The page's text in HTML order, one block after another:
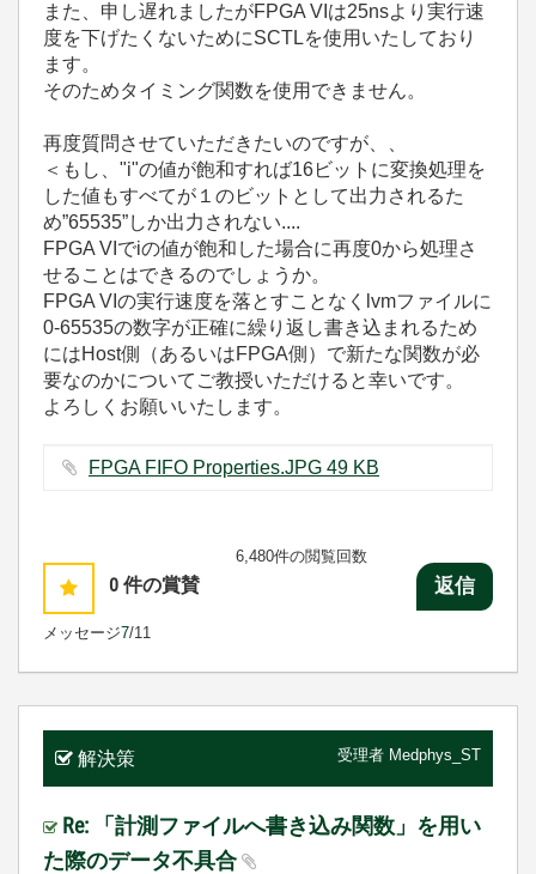
また、申し遅れましたがFPGA VIは25nsより実行速
度を下げたくないためにSCTLを使用いたしており
ます。
そのためタイミング関数を使用できません。
再度質問させていただきたいのですが、、
＜もし、"i"の値が飽和すれば16ビットに変換処理を
した値もすべてが１のビットとして出力されるた
め”65535”しか出力されない....
FPGA VIでiの値が飽和した場合に再度0から処理さ
せることはできるのでしょうか。
FPGA VIの実行速度を落とすことなくlvmファイルに
0-65535の数字が正確に繰り返し書き込まれるため
にはHost側（あるいはFPGA側）で新たな関数が必
要なのかについてご教授いただけると幸いです。
よろしくお願いいたします。
FPGA FIFO Properties.JPG ‏49 KB
0 件の賞賛
メッセージ7/11
6,480件の閲覧回数
返信
解決策 受理者 Medphys_ST
Re: 「計測ファイルへ書き込み関数」を用い
た際のデータ不具合